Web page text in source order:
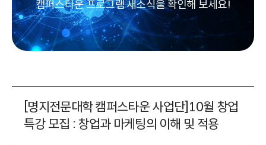
캠퍼스타운 프로그램 새소식을 확인해 보세요!
[명지전문대학 캠퍼스타운 사업단]10월 창업
특강 모집 : 창업과 마케팅의 이해 및 적용